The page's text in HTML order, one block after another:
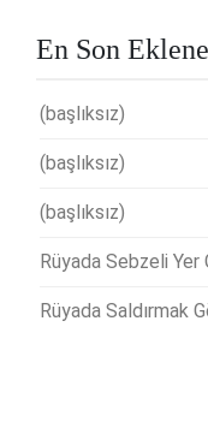
En Son
(başlıksız)
(başlıksız)
(başlıksız)
Rüyada Sebzeli Yer
Rüyada Saldırmak